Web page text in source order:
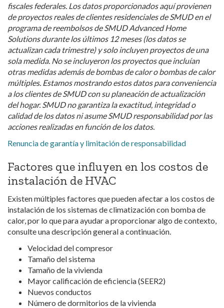
fiscales federales. Los datos proporcionados aquí provienen
de proyectos reales de clientes residenciales de SMUD en el
programa de reembolsos de SMUD Advanced Home
Solutions durante los últimos 12 meses (los datos se
actualizan cada trimestre) y solo incluyen proyectos de una
sola medida. No se incluyeron los proyectos que incluían
otras medidas además de bombas de calor o bombas de calor
múltiples. Estamos mostrando estos datos para conveniencia
a los clientes de SMUD con su planeación de actualización
del hogar. SMUD no garantiza la exactitud, integridad o
calidad de los datos ni asume SMUD responsabilidad por las
acciones realizadas en función de los datos.
Renuncia de garantía y limitación de responsabilidad
Factores que influyen en los costos de
instalación de HVAC
Existen múltiples factores que pueden afectar a los costos de
instalación de los sistemas de climatización con bomba de
calor, por lo que para ayudar a proporcionar algo de contexto,
consulte una descripción general a continuación.
Velocidad del compresor
Tamaño del sistema
Tamaño de la vivienda
Mayor calificación de eficiencia (SEER2)
Nuevos conductos
Número de dormitorios de la vivienda